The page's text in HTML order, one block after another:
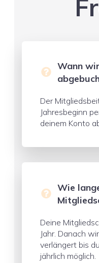
Wann
Der
Jahresbeginn
deinem Konto
Wie
Deine
Jahr. Danach
verlängert bis
jährlich möglich.